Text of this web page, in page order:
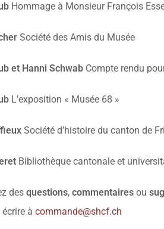
Hommage à Monsieur François
Société des Amis du Musée
et Hanni Schwab Compte rendu
L’exposition « Musée 68 »
Société d’histoire du canton de
Bibliothèque cantonale et
des questions, commentaires ou
à commande@shcf.ch